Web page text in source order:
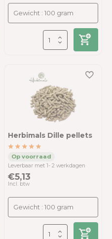
Herbimals Dille pellets
Leverbaar met 1- 2 werkdagen
€5,13
Incl. btw